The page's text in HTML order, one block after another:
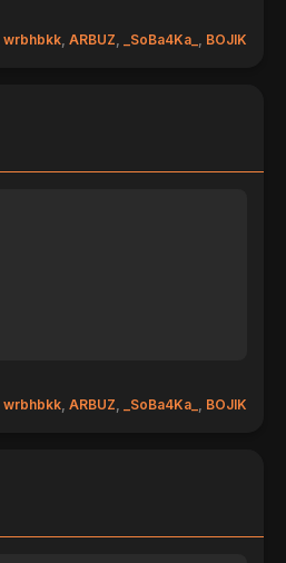
wrbhbkk, ARBUZ, _SoBa4Ka_ , BOJIK
wrbhbkk, ARBUZ, _SoBa4Ka_ , BOJIK